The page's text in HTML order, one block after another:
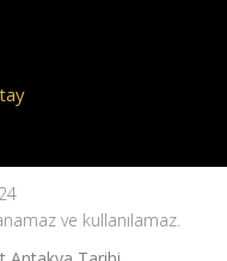
ve kullanılamaz.